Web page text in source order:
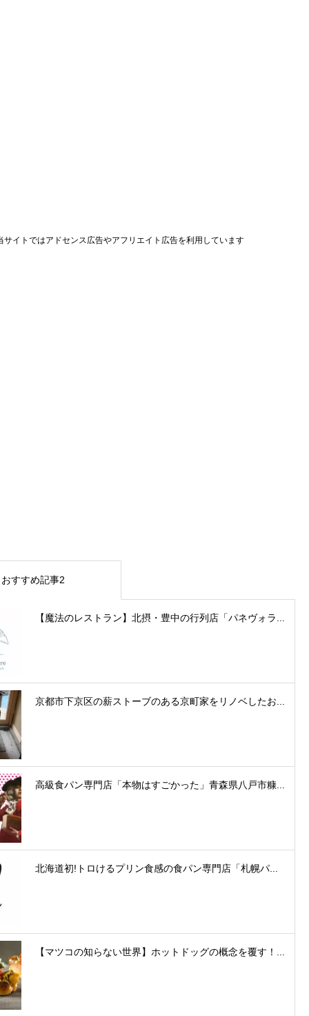
サイトではアドセンス広告やアフリエイト広告を利用しています
おすすめ記事2
【魔法のレストラン】北摂・豊中の行列店「パネヴォラ...
京都市下京区の薪ストーブのある京町家をリノベしたお...
高級食パン専門店「本物はすごかった」青森県八戸市糠...
北海道初!トロけるプリン⾷感の⾷パン専⾨店「札幌パ...
【マツコの知らない世界】ホットドッグの概念を覆す！...